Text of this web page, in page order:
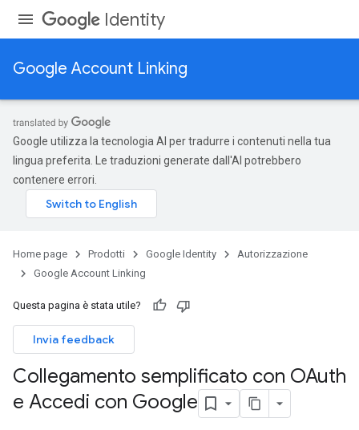
Identity
Google Account Linking
Google utilizza la tecnologia AI per tradurre i contenuti nella tua
lingua preferita. Le traduzioni generate dall'AI potrebbero
contenere errori.
Home page Prodotti Google Identity
Autorizzazione
Google Account Linking
Questa pagina è stata utile?
Invia feedback
Collegamento semplificato con OAuth
e Accedi con Google